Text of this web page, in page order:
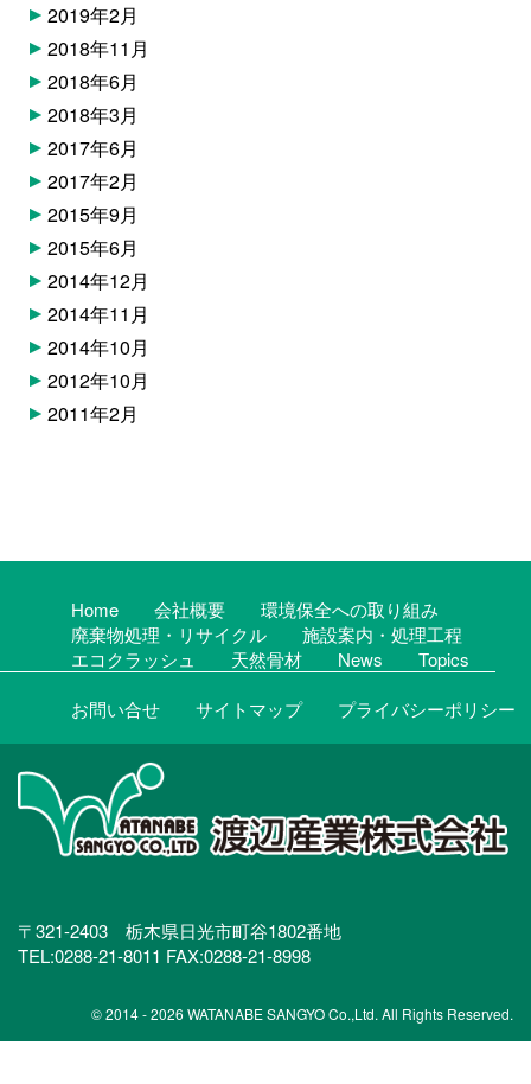
2019年2月
2018年11月
2018年6月
2018年3月
2017年6月
2017年2月
2015年9月
2015年6月
2014年12月
2014年11月
2014年10月
2012年10月
2011年2月
Home 会社概要
環境保全への取り組み
廃棄物処理・リサイクル
施設案内・処理工程
エコクラッシュ
天然骨材 News
Topics
お問い合せ
サイトマップ プライバシーポリシー
〒321-2403 栃木県日光市町谷1802番地
TEL:0288-21-8011 FAX:0288-21-8998
© 2014 - 2026 WATANABE SANGYO Co.,Ltd. All Rights Reserved.